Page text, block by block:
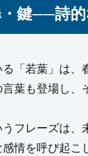
鍵──詩
「若葉」は、
言葉も登場し
うフレーズは
情を呼び起